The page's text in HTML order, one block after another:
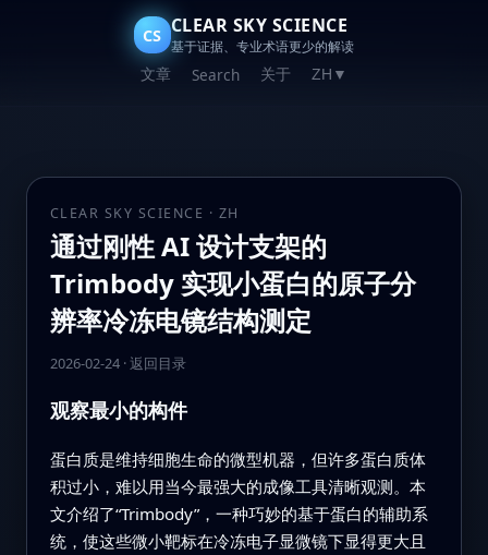
CS CLEAR SKY SCIENCE
基于证据、专业术语更少的解读
文章 Search 关于 ZH ▼
CLEAR SKY SCIENCE · ZH
通过刚性 AI 设计支架的
Trimbody 实现小蛋白的原子分
辨率冷冻电镜结构测定
2026-02-24· 返回目录
观察最小的构件
蛋白质是维持细胞生命的微型机器，但许多蛋白质体
积过小，难以用当今最强大的成像工具清晰观测。本
文介绍了“Trimbody”，一种巧妙的基于蛋白的辅助系
统，使这些微小靶标在冷冻电子显微镜下显得更大且